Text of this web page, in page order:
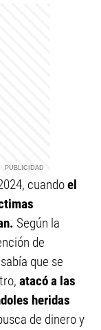
cuandoel
Según la
de
que se
atacó a las
heridas
de dinero y